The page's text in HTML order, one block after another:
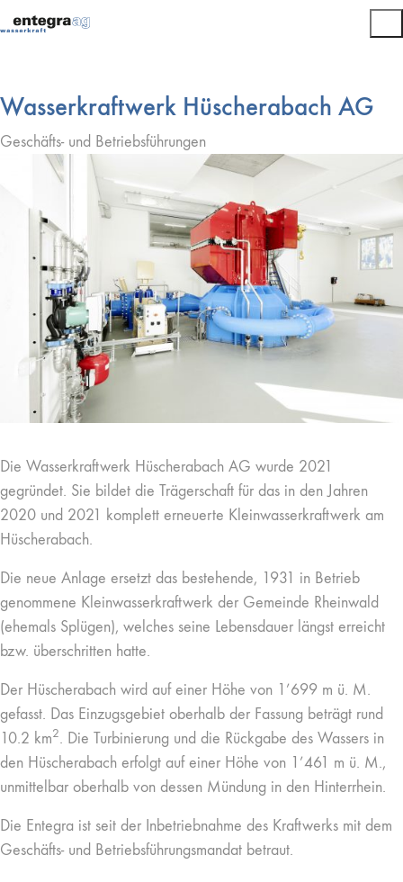
Wasserkraftwerk Hüscherabach AG
Geschäfts- und Betriebsführungen
Die Wasserkraftwerk Hüscherabach AG wurde 2021
gegründet. Sie bildet die Trägerschaft für das in den Jahren
2020 und 2021 komplett erneuerte Kleinwasserkraftwerk am
Hüscherabach.
Die neue Anlage ersetzt das bestehende, 1931 in Betrieb
genommene Kleinwasserkraftwerk der Gemeinde Rheinwald
(ehemals Splügen), welches seine Lebensdauer längst erreicht
bzw. überschritten hatte.
Der Hüscherabach wird auf einer Höhe von 1’699 m ü. M.
gefasst. Das Einzugsgebiet oberhalb der Fassung beträgt rund
10.2 km2. Die Turbinierung und die Rückgabe des Wassers in
den Hüscherabach erfolgt auf einer Höhe von 1’461 m ü. M.,
unmittelbar oberhalb von dessen Mündung in den Hinterrhein.
Die Entegra ist seit der Inbetriebnahme des Kraftwerks mit dem
Geschäfts- und Betriebsführungsmandat betraut.